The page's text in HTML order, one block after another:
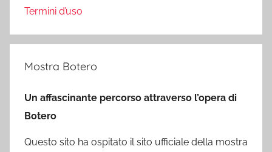
Termini d’uso
Mostra Botero
Un affascinante percorso attraverso l’opera di
Botero
Questo sito ha ospitato il sito ufficiale della mostra